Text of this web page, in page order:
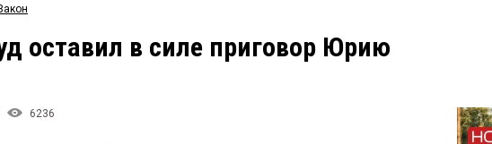
оставил в силе приговор Юрию
6236